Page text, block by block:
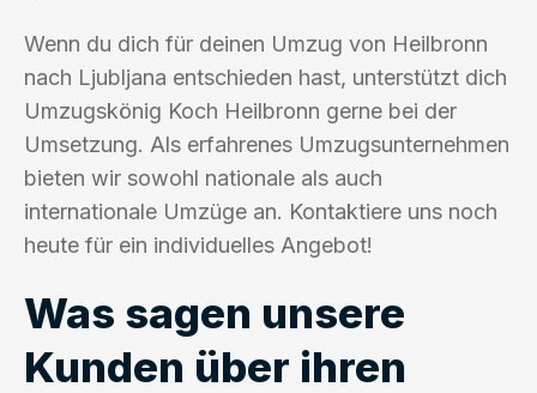
Wenn du dich für deinen Umzug von Heilbronn
nach Ljubljana entschieden hast, unterstützt dich
Umzugskönig Koch Heilbronn gerne bei der
Umsetzung. Als erfahrenes Umzugsunternehmen
bieten wir sowohl nationale als auch
internationale Umzüge an. Kontaktiere uns noch
heute für ein individuelles Angebot!
Was sagen unsere
Kunden über ihren